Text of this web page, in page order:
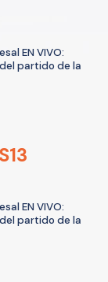
EN VIVO:
partido de la
EN VIVO:
partido de la